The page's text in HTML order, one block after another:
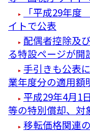
「平成29年
イトで公表
配偶者控除及
る特設ページが
手引きも公表
業年度分の適用額
平成29年4月1
等の特別償却、対
移転価格関連